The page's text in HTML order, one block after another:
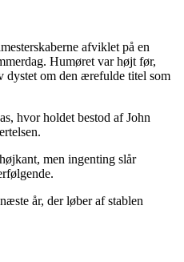
afviklet på en
Humøret var højt før,
dystet om den ærefulde titel som
hvor holdet bestod af John
men ingenting slår
år, der løber af stablen